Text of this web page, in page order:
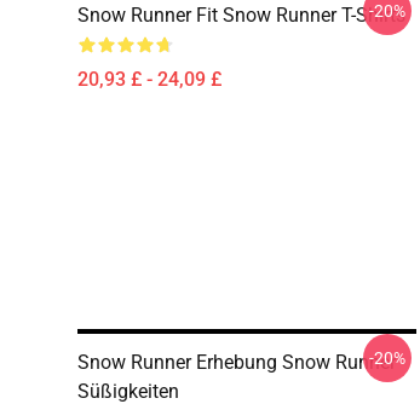
Snow Runner Fit Snow Runner T-Shirts
20,93 £ - 24,09 £
-20%
Snow Runner Erhebung Snow Runner
Süßigkeiten
-20%